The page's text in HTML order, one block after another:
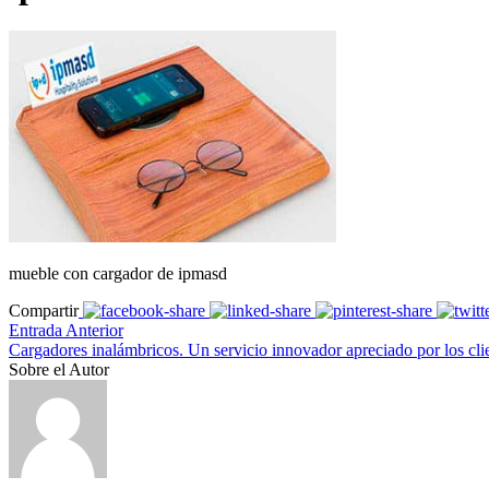
mueble con cargador de ipmasd
Compartir
Entrada Anterior
Cargadores inalámbricos. Un servicio innovador apreciado por los
Sobre el Autor